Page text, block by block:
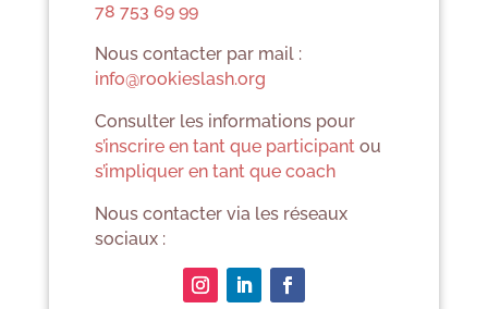
78 753 69 99
Nous contacter par mail :
info@rookieslash.org
Consulter les informations pour
s’inscrire en tant que participantou
s’impliquer en tant que coach
Nous contacter via les réseaux
sociaux :